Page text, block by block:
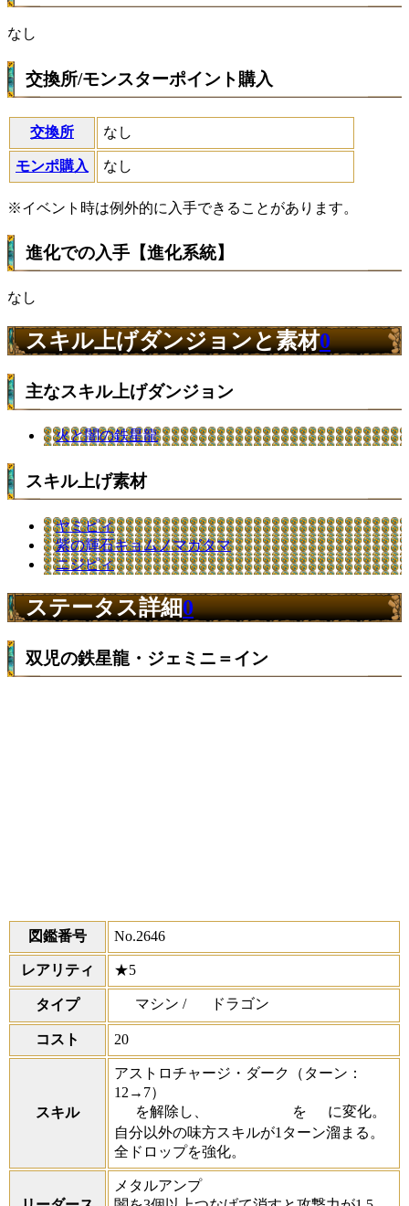
なし
交換所/モンスターポイント購入
交換所 なし
モンポ購入 なし
※イベント時は例外的に入手できることがあります。
進化での入手【進化系統】
なし
スキル上げダンジョンと素材0
主なスキル上げダンジョン
火と闇の鉄星龍
スキル上げ素材
ヤミピィ
紫の輝石キョムノマガタマ
ニジピィ
ステータス詳細0
双児の鉄星龍・ジェミニ＝イン
図鑑番号 No.2646
レアリティ ★5
タイプ マシン / ドラゴン
コスト 20
スキル
アストロチャージ・ダーク
（ターン：
12→7）
を解除し、
を
に変化。
自分以外の味方スキルが1ターン溜まる。
全ドロップを強化。
メタルアンプ